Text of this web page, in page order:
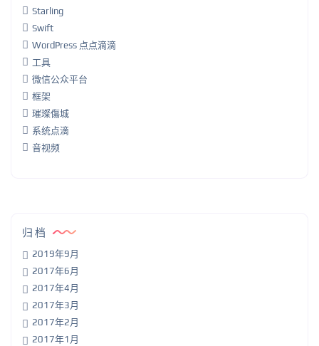
Starling
Swift
WordPress 点点滴滴
工具
微信公众平台
框架
璀璨傷城
系统点滴
音视频
归档
2019年9月
2017年6月
2017年4月
2017年3月
2017年2月
2017年1月